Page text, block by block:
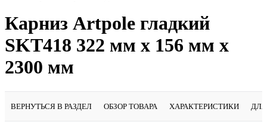
Карниз Artpole гладкий
SKT418 322 мм х 156 мм х
2300 мм
ВЕРНУТЬСЯ В РАЗДЕЛ ОБЗОР ТОВАРА ХАРАКТЕРИСТИКИ